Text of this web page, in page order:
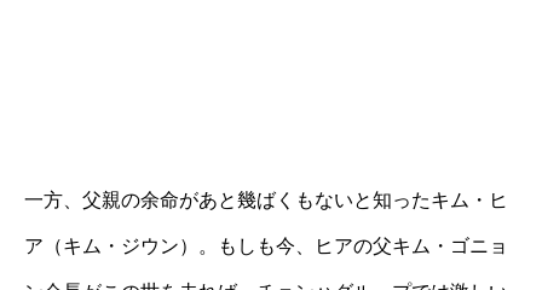
一方、父親の余命があと幾ばくもないと知ったキム・ヒ
ア（キム・ジウン）。もしも今、ヒアの父キム・ゴニョ